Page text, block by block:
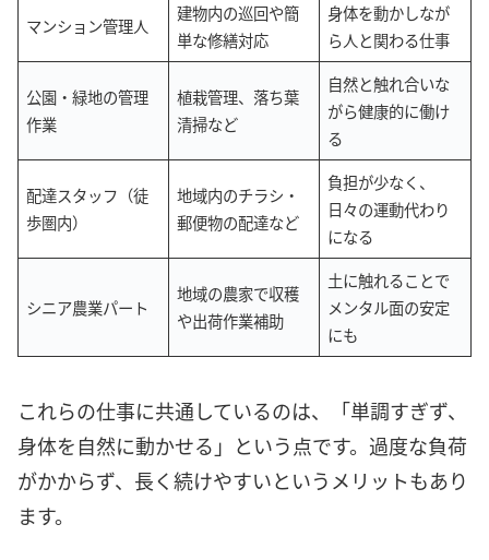
マンション管理人
建物内の巡回や簡
単な修繕対応
身体を動かしなが
ら人と関わる仕事
公園・緑地の管理
作業
植栽管理、落ち葉
清掃など
自然と触れ合いな
がら健康的に働け
る
配達スタッフ（徒
歩圏内）
地域内のチラシ・
郵便物の配達など
負担が少なく、
日々の運動代わり
になる
シニア農業パート
地域の農家で収穫
や出荷作業補助
土に触れることで
メンタル面の安定
にも
これらの仕事に共通しているのは、「単調すぎず、
身体を自然に動かせる」という点です。過度な負荷
がかからず、長く続けやすいというメリットもあり
ます。